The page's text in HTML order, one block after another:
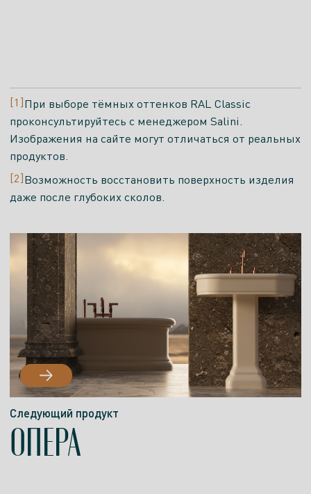
Санмастер
Ставрополь, Шпаковская ул., 121
Показать телефон
ПН. - ПТ.
10:00 –
СБ.
10:00 –
ВСК.
10:00 –
САЙТ
Есть экспозиция
Салон
[1]При выборе тёмных оттенков RAL Classic
проконсультируйтесь с менеджером Salini.
Изображения на сайте могут отличаться от реальных
продуктов.
[2] Возможность восстановить поверхность изделия
даже после глубоких сколов.
Следующий продукт
ОПЕРА